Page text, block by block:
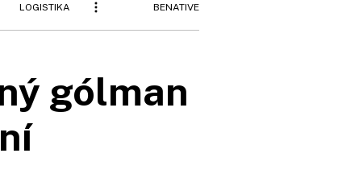
LOGISTIKA BENATIVE
gólman